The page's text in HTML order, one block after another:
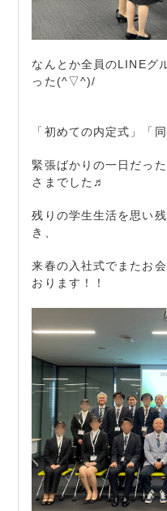
なんとか全員のLINEグ
った(^▽^)/
「初めての内定式」「
緊張ばかりの一日だっ
さまでした♬
残りの学生生活を思い
き、
来春の入社式でまたお
おります！！